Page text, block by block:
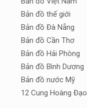
Bản đồ thế giới
Bản đồ Đà Nẵng
Bản đồ Cần Thơ
Bản đồ Hải Phòng
Bản đồ Bình Dương
Bản đồ nước Mỹ
12 Cung Hoàng Đạo